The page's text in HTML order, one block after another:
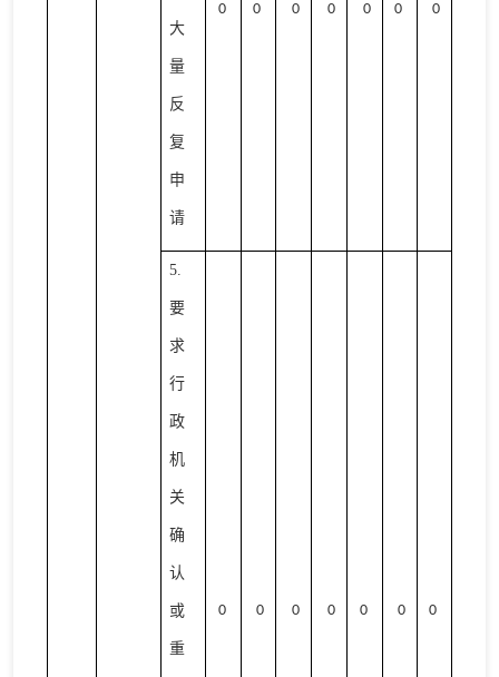
大
量
反
复
申
请
0 0 0 0 0 0 0
5.
要
求
行
政
机
关
确
认
或
重
0 0 0 0 0 0 0